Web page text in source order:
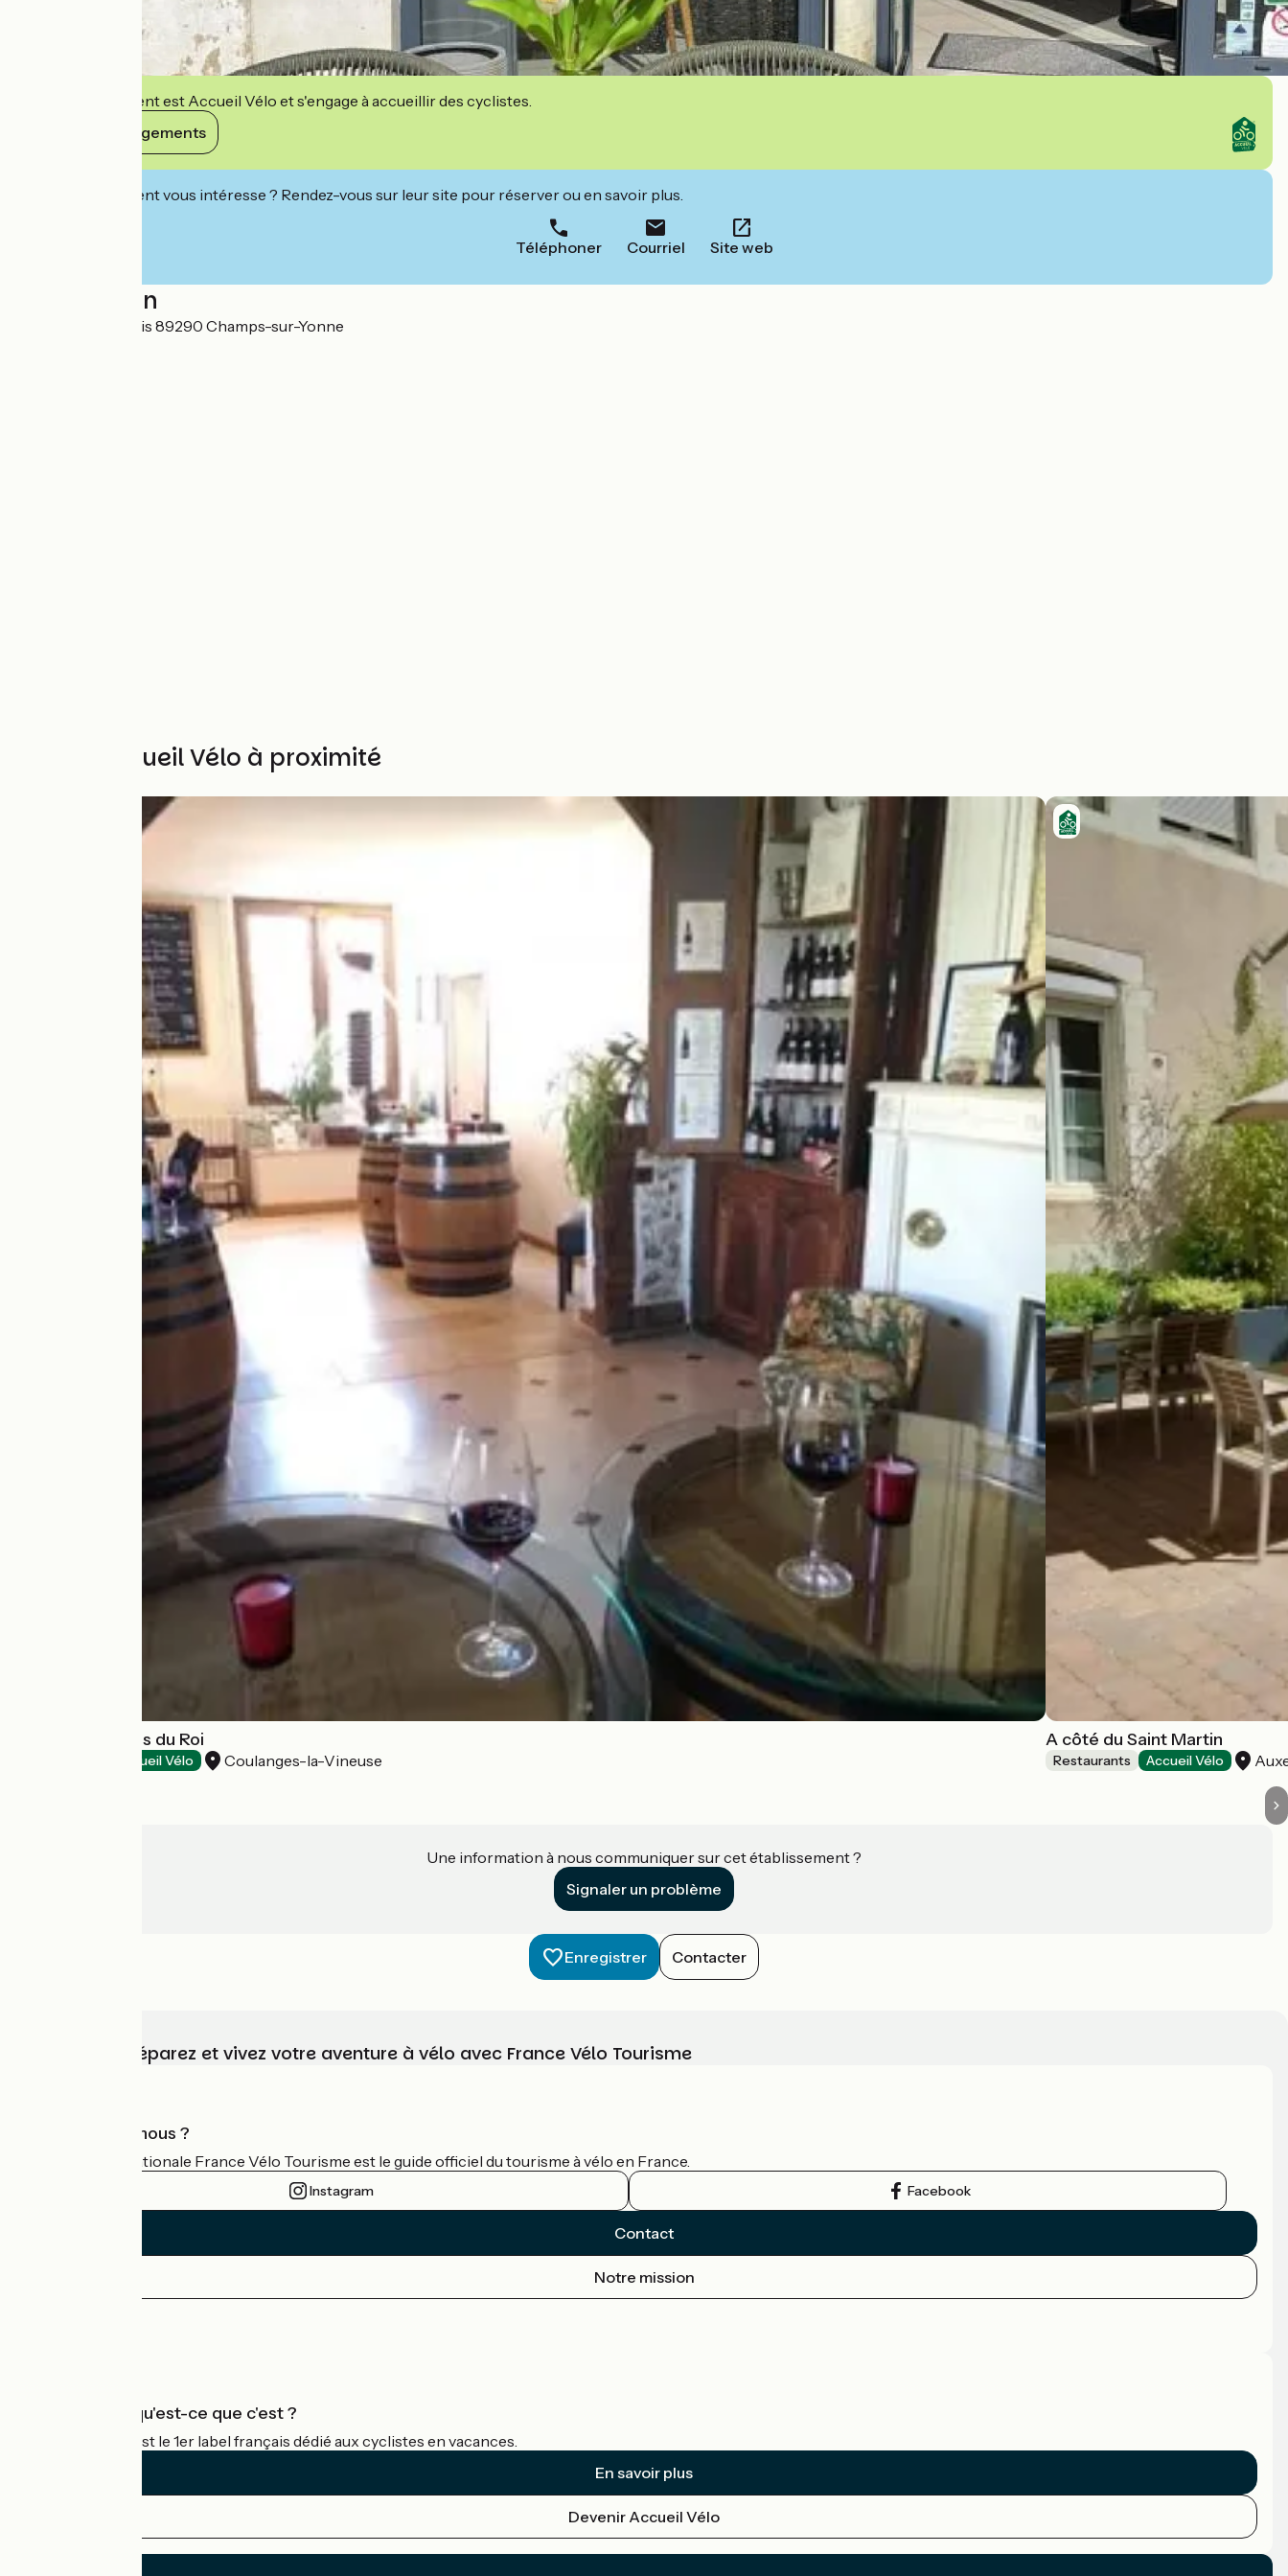
Cet établissement est Accueil Vélo et s'engage à accueillir des cyclistes.
Voir ses engagements
Cet établissement vous intéresse ? Rendez-vous sur leur site pour réserver ou en savoir plus.
Téléphoner Courriel Site web
Localisation
2, place Saint-Louis 89290 Champs-sur-Yonne
Autres Accueil Vélo à proximité
Domaine du Clos du Roi
Accueil Vélo Coulanges-la-Vineuse
A côté du Saint Martin
Restaurants Accueil Vélo
Une information à nous communiquer sur cet établissement ?
Signaler un problème
Enregistrer Contacter
Choisissez, préparez et vivez votre aventure à vélo avec France Vélo Tourisme
Qui sommes-nous ?
L'association nationale France Vélo Tourisme est le guide officiel du tourisme à vélo en France.
Instagram Facebook
Contact
Notre mission
Accueil Vélo qu'est-ce que c'est ?
Accueil Vélo c'est le 1er label français dédié aux cyclistes en vacances.
En savoir plus
Devenir Accueil Vélo